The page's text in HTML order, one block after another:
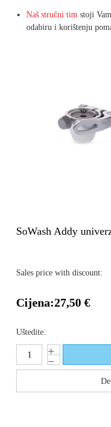
Naš stručni tim stoji
odabiru i korištenju
SoWash Addy
Sales price with discount:
Cijena:27,50 €
Uštedite: